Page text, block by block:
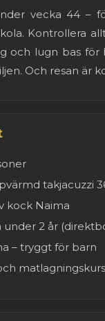
vecka 44 –
Kontrollera
och lugn bas
Och resan är
takjacuzzi
kock Naima
under 2 år
– tryggt för barn
matlagningskurs